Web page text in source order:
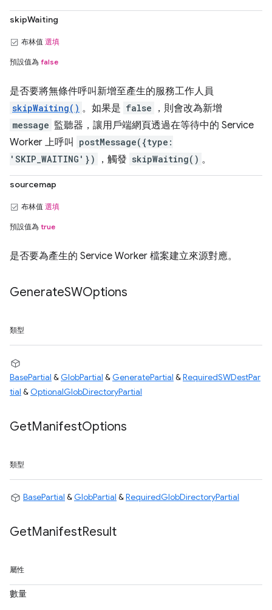
skipWaiting
布林值 選填
預設值為 false
是否要將無條件呼叫新增至產生的服務工作人員
skipWaiting() 。如果是 false ，則會改為新增
message 監聽器，讓用戶端網頁透過在等待中的 Service
Worker 上呼叫
postMessage({type:
'SKIP_WAITING'})
，觸發 skipWaiting() 。
sourcemap
布林值 選填
預設值為 true
是否要為產生的 Service Worker 檔案建立來源對應。
GenerateSWOptions
類型
BasePartial &GlobPartial &GeneratePartial &RequiredSWDestPar
tial &OptionalGlobDirectoryPartial
GetManifestOptions
類型
BasePartial &GlobPartial &RequiredGlobDirectoryPartial
GetManifestResult
屬性
數量